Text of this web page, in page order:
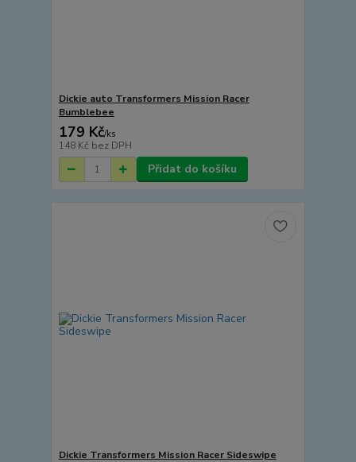
Dickie auto Transformers Mission Racer
Bumblebee
179 Kč/ks
148 Kč bez DPH
Přidat do košíku
Dickie Transformers Mission Racer Sideswipe